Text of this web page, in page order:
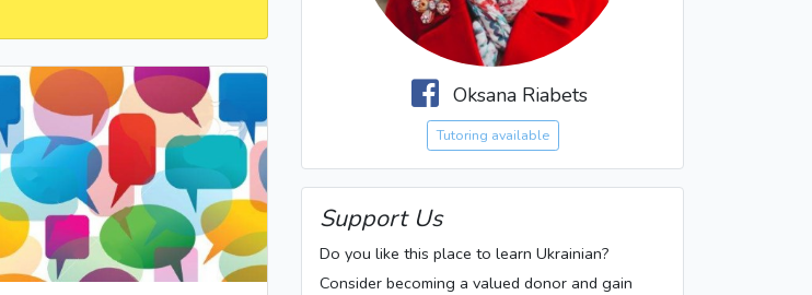
Oksana Riabets
Tutoring available
Support Us
Do you like this place to learn Ukrainian?
Consider becoming a valued donor and gain